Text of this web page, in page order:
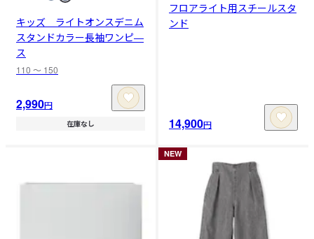
キッズ ライトオンスデニム
スタンドカラー長袖ワンピ―
ス
110 〜 150
2,990円
在庫なし
フロアライト用スチールスタ
ンド
14,900円
NEW